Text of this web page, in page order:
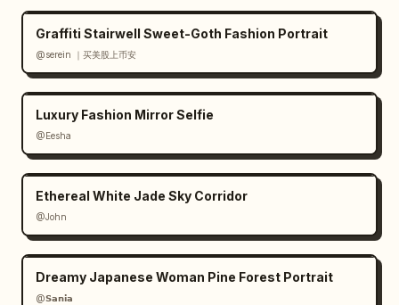
Graffiti Stairwell Sweet-Goth Fashion Portrait
@serein ｜买美股上币安
Luxury Fashion Mirror Selfie
@Eesha
Ethereal White Jade Sky Corridor
@John
Dreamy Japanese Woman Pine Forest Portrait
@𝗦𝗮𝗻𝗶𝗮